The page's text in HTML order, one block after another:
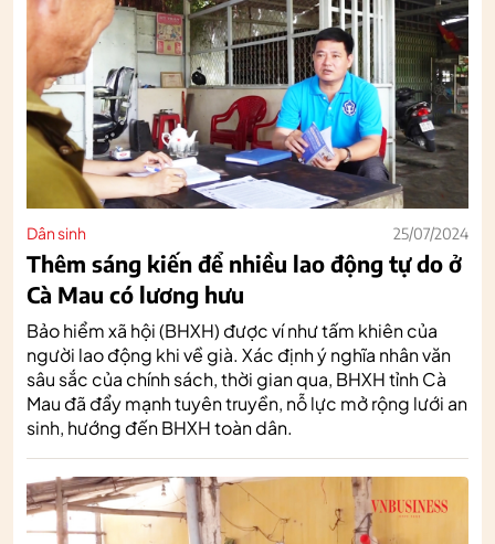
Dân sinh 25/07/2024
Thêm sáng kiến để nhiều lao động tự do ở
Cà Mau có lương hưu
Bảo hiểm xã hội (BHXH) được ví như tấm khiên của
người lao động khi về già. Xác định ý nghĩa nhân văn
sâu sắc của chính sách, thời gian qua, BHXH tỉnh Cà
Mau đã đẩy mạnh tuyên truyền, nỗ lực mở rộng lưới an
sinh, hướng đến BHXH toàn dân.